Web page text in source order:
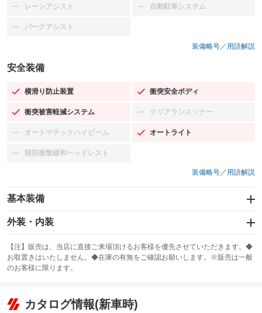
レーンアシスト
：装備なし 自動駐車システム
：装備なし
パークアシスト
：装備なし
装備略号／用語解説
安全装備
横滑り防止装置
：装備あり 衝突安全ボディ
：装備あり
衝突被害軽減システム
：装備あり クリアランスソナー
：装備なし
オートマチックハイビーム
：装備なし オートライト
：装備あり
頸部衝撃緩和ヘッドレスト
：装備なし
装備略号／用語解説
基本装備
エアバッグ：運転席/助手席
：装備あり
：装備あり
サンルーフ
：装備なし ABS
リフトアップ
：装備なし
外装・内装
カーナビ：SDナビ
：装備あり
TV：フルセグ
：装備あり
ビジュアル：-／DVD再生
：装備あり
【注】販売は、当店に直接ご来場頂けるお客様を優先させていただきます。◆
お取置きはいたしません。◆在庫の有無をご確認お願いします。※販売は一般
のお客様に限ります。
カタログ情報(新車時)